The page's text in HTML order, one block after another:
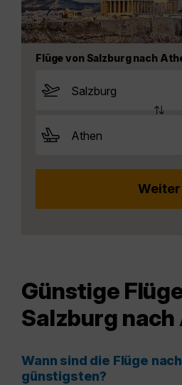
Flüge von Salzburg nach
Günstige
Salzburg nach
Wann sind die Flüge
günstigsten?